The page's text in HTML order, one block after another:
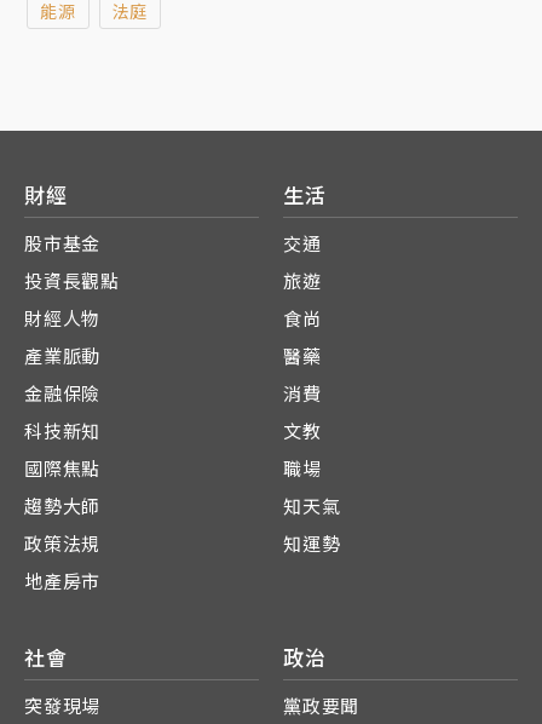
人等6人獲准，另1名康姓被告則以10萬元交保。
能源 法庭
財經
股市基金
投資長觀點
財經人物
產業脈動
金融保險
科技新知
國際焦點
趨勢大師
政策法規
地產房市
生活
交通
旅遊
食尚
醫藥
消費
文教
職場
知天氣
知運勢
社會
突發現場
政治
黨政要聞